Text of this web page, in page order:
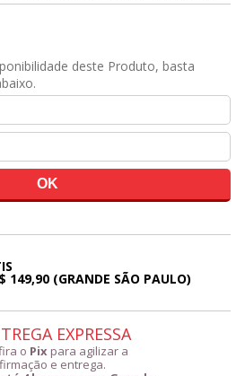
deste Produto, basta
149,90 (GRANDE SÃO PAULO)
EXPRESSA
o Pix para agilizar a
e entrega.